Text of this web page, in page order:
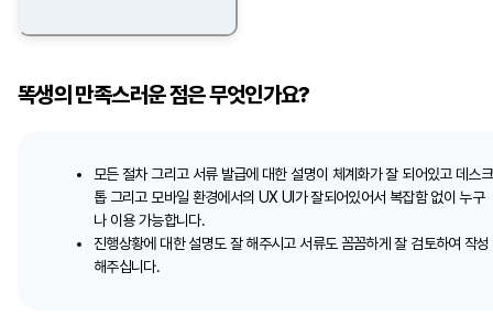
똑생의 만족스러운 점은 무엇인가요?
모든 절차 그리고 서류 발급에 대한 설명이 체계화가 잘 되어있고 데스크
톱 그리고 모바일 환경에서의 UX UI가 잘되어있어서 복잡함 없이 누구
나 이용 가능합니다.
진행상황에 대한 설명도 잘 해주시고 서류도 꼼꼼하게 잘 검토하여 작성
해주십니다.